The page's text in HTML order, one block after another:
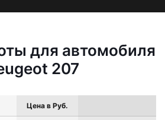
для автомобиля
207
Цена в Руб.